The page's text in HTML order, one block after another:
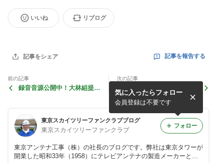
いいね リブログ
記事をシェア 記事を報告する
前の記事
録音音源公開中！大林組提供
た。
次の記事
【訃報】ドクロベエの声、
「ぶらり途中下車の旅」のナ
レーション、滝口順平さん死
去2011.8.29
東京スカイツリーファンクラブブログ
東京スカイツリーファンクラブ
東京アンテナ工事（株）の社長のブログです。弊社は東京タワーが
開業した昭和33年（1958）にテレビアンテナの製造メーカーとし
気に入ったらフォロー
会員登録は不要です
フォロー